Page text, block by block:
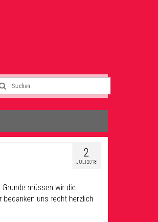
2
JULI 2018
müssen wir die
bedanken uns recht herzlich